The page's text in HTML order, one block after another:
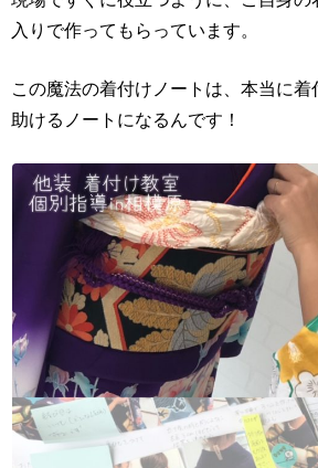
入りで作ってもらっています。
この魔法の着付けノートは、本当に
助けるノートになるんです！